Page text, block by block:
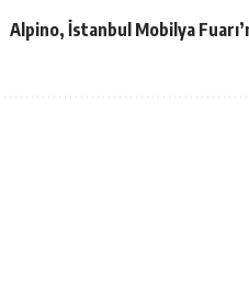
Alpino, İstanbul Mobilya